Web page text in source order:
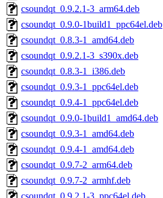
csoundqt_0.9.2.1-3_arm64.deb
csoundqt_0.9.0-1build1_ppc64el.deb
csoundqt_0.8.3-1_amd64.deb
csoundqt_0.9.2.1-3_s390x.deb
csoundqt_0.8.3-1_i386.deb
csoundqt_0.9.3-1_ppc64el.deb
csoundqt_0.9.4-1_ppc64el.deb
csoundqt_0.9.0-1build1_amd64.deb
csoundqt_0.9.3-1_amd64.deb
csoundqt_0.9.4-1_amd64.deb
csoundqt_0.9.7-2_arm64.deb
csoundqt_0.9.7-2_armhf.deb